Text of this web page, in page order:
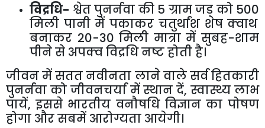
विद्रधि- श्वेत पुनर्नवा की 5 ग्राम जड़ को 500
मिली पानी में पकाकर चतुर्थांश शेष क्वाथ
बनाकर 20-30 मिली मात्रा में सुबह-शाम
पीने से अपक्व विद्रधि नष्ट होती है।
जीवन में सतत नवीनता लाने वाले सर्व हितकारी
पुनर्नवा को जीवनचर्या में स्थान दें,स्वास्थ्य लाभ
पायें,इससे भारतीय वनौषधि विज्ञान का पोषण
होगा और सबमें आरोग्यता आयेगी।